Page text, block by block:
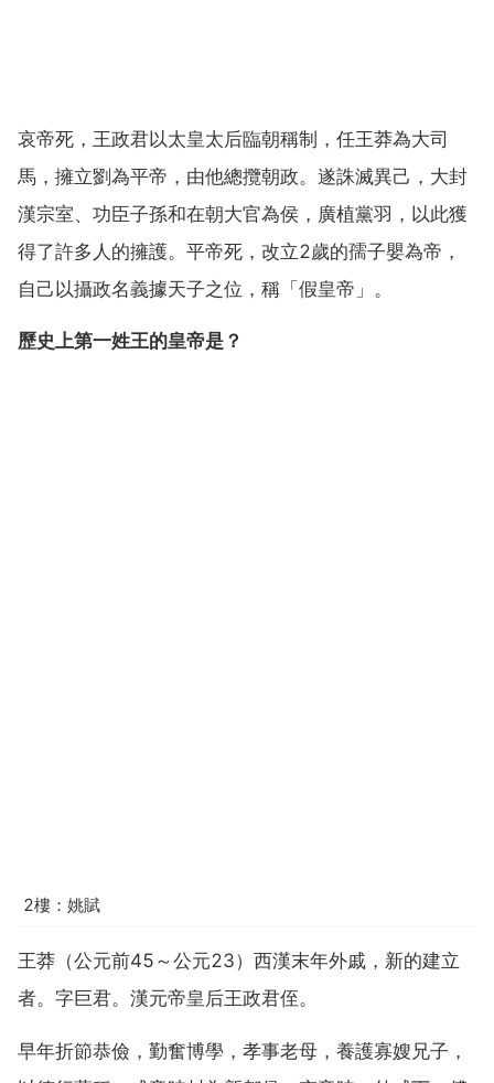
哀帝死，王政君以太皇太后臨朝稱制，任王莽為大司
馬，擁立劉為平帝，由他總攬朝政。遂誅滅異己，大封
漢宗室、功臣子孫和在朝大官為侯，廣植黨羽，以此獲
得了許多人的擁護。平帝死，改立2歲的孺子嬰為帝，
自己以攝政名義據天子之位，稱「假皇帝」。
歷史上第一姓王的皇帝是？
2樓：姚賦
王莽（公元前45～公元23）西漢末年外戚，新的建立
者。字巨君。漢元帝皇后王政君侄。
早年折節恭儉，勤奮博學，孝事老母，養護寡嫂兄子，